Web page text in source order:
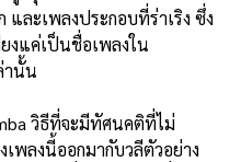
และเพลงประกอบที่ร่าเริง ซึ่ง
งแค่เป็นชื่อเพลงใน
านั้น
วิธีที่จะมีทัศนคติที่ไม่
พลงนี้ออกมากับวลีตัวอย่าง